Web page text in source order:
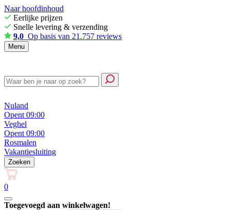
Naar hoofdinhoud
Eerlijke prijzen
Snelle levering & verzending
9,0 Op basis van 21.757 reviews
Menu
Nuland
Opent 09:00
Veghel
Opent 09:00
Rosmalen
Vakantiesluiting
Zoeken
0
Toegevoegd aan winkelwagen!